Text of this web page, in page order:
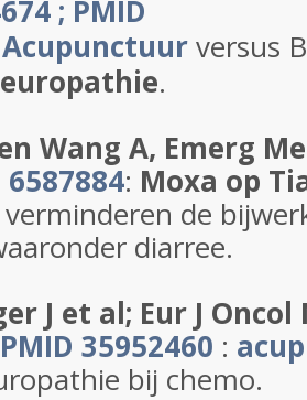
; PMID
Acupunctuurversus
.
Wang A, Emerg
6587884: Moxa op
verminderen de
diarree.
J et al; Eur J Oncol
PMID 35952460 :
bij chemo.